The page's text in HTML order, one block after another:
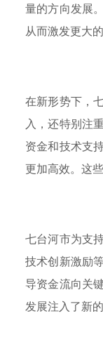
量的方向发展
从而激发更大
在新形势下，
入，还特别注
资金和技术支
更加高效。这
七台河市为支
技术创新激励
导资金流向关
发展注入了新的